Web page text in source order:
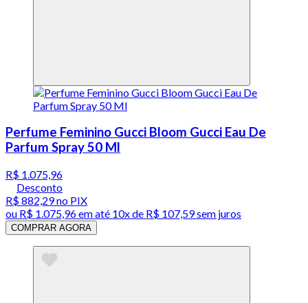
Perfume Feminino Gucci Bloom Gucci Eau De
Parfum Spray 50 Ml
R$ 1.075,96
Desconto
R$ 882,29no PIX
ou R$ 1.075,96em até 10x de R$ 107,59 sem juros
COMPRAR AGORA